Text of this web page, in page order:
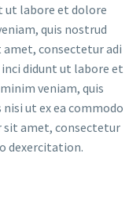
ut labore et dolore
quis nostrud
consectetur adi
didunt ut labore et
veniam, quis
ut ex ea commodo
sit amet, consectetur
dexercitation.